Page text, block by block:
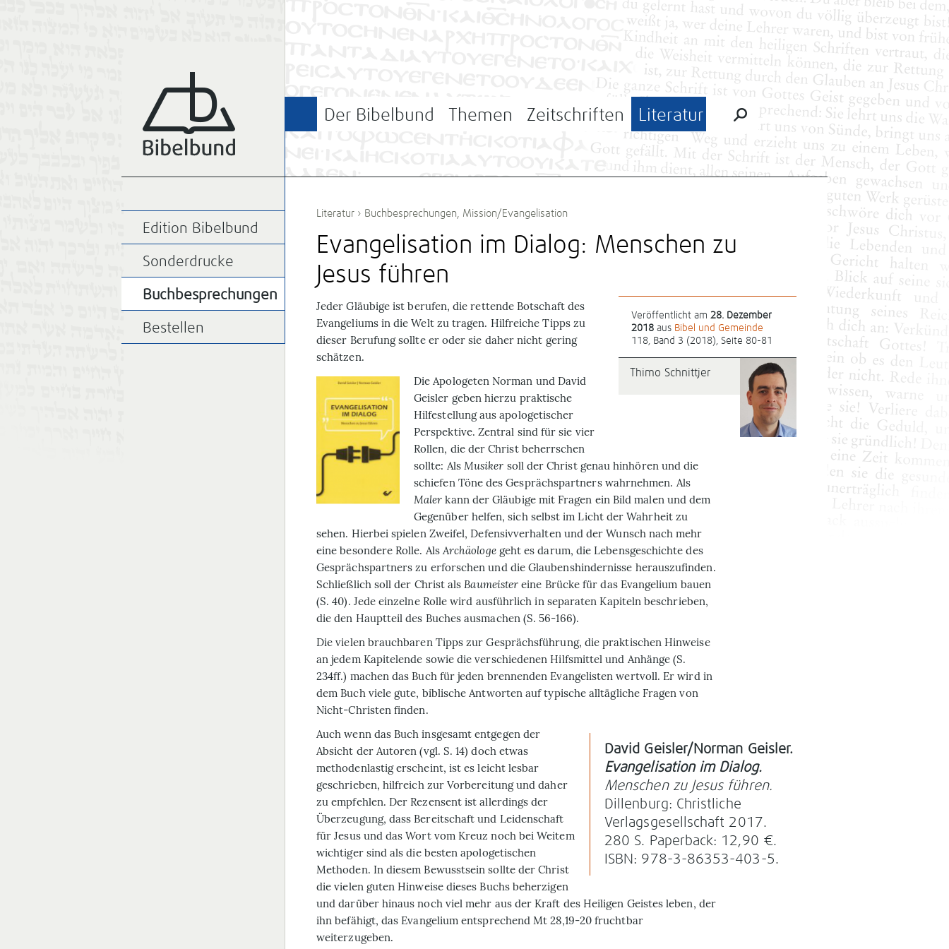
Der Bibelbund Themen Zeitschriften Literatur
Literatur › Buchbesprechungen, Mission/Evangelisation
Evangeli­sation im Dialog: Menschen zu
Jesus führen
Veröffentlicht am 28. Dezember
2018 aus Bibel und Gemeinde
118, Band 3 (2018), Seite 80-81
Thimo Schnittjer
Jeder Gläubige ist berufen, die rettende Botschaft des
Evangeliums in die Welt zu tragen. Hilfreiche Tipps zu
dieser Berufung sollte er oder sie daher nicht gering
schätzen.
Die Apologeten Norman und David
Geisler geben hierzu praktische
Hilfestellung aus apologetischer
Perspektive. Zentral sind für sie vier
Rollen, die der Christ beherrschen
sollte: Als Musiker soll der Christ genau hinhören und die
schiefen Töne des Gesprächspartners wahrnehmen. Als
Malerkann der Gläubige mit Fragen ein Bild malen und dem
Gegenüber helfen, sich selbst im Licht der Wahrheit zu
sehen. Hierbei spielen Zweifel, Defensivverhalten und der Wunsch nach mehr
eine besondere Rolle. Als Archäologegeht es darum, die Lebensgeschichte des
Gesprächspartners zu erforschen und die Glaubenshindernisse herauszufinden.
Schließlich soll der Christ alsBaumeister eine Brücke für das Evangelium bauen
(S. 40). Jede einzelne Rolle wird ausführlich in separaten Kapiteln beschrieben,
die den Hauptteil des Buches ausmachen (S. 56-166).
Die vielen brauchbaren Tipps zur Gesprächsführung, die praktischen Hinweise
an jedem Kapitelende sowie die verschiedenen Hilfsmittel und Anhänge (S.
234ff.) machen das Buch für jeden brennenden Evangelisten wertvoll. Er wird in
dem Buch viele gute, biblische Antworten auf typische alltägliche Fragen von
Nicht-Christen finden.
David Geisler/Norman Geisler.
Evangeli­sation im Dialog.
Menschen zu Jesus führen.
Dillenburg: Christliche
Verlagsgesellschaft 2017.
280 S. Paperback: 12,90 €.
ISBN: 978-3-86353-403-5.
Auch wenn das Buch insgesamt entgegen der
Absicht der Autoren (vgl. S. 14) doch etwas
methodenlastig erscheint, ist es leicht lesbar
geschrieben, hilfreich zur Vorbereitung und daher
zu empfehlen. Der Rezensent ist allerdings der
Überzeugung, dass Bereitschaft und Leidenschaft
für Jesus und das Wort vom Kreuz noch bei Weitem
wichtiger sind als die besten apologetischen
Methoden. In diesem Bewusstsein sollte der Christ
die vielen guten Hinweise dieses Buchs beherzigen
und darüber hinaus noch viel mehr aus der Kraft des Heiligen Geistes leben, der
ihn befähigt, das Evangelium entsprechend Mt 28,19-20 fruchtbar
weiterzugeben.
Edition Bibelbund
Sonderdrucke
Buchbesprechungen
Bestellen